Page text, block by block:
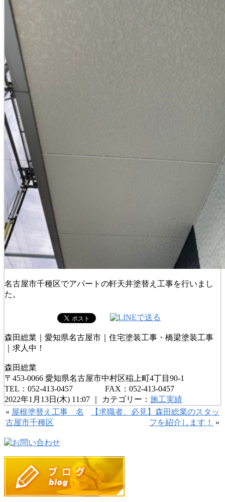
名古屋市千種区でアパートの軒天井塗替え工事を行いまし
た。
森田総業｜愛知県名古屋市｜住宅塗装工事・橋梁塗装工事
｜求人中！
森田総業
〒453-0066 愛知県名古屋市中村区稲上町4丁目90-1
TEL：052-413-0457 FAX：052-413-0457
2022年1月13日(木) 11:07 ｜ カテゴリー： 施工実績
« 屋根塗替え工事 名
古屋市千種区
【求職者、必見】森田総業のスタッ
フを紹介します！
»